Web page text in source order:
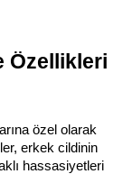
Özellikleri
özel olarak
erkek cildinin
hassasiyetleri